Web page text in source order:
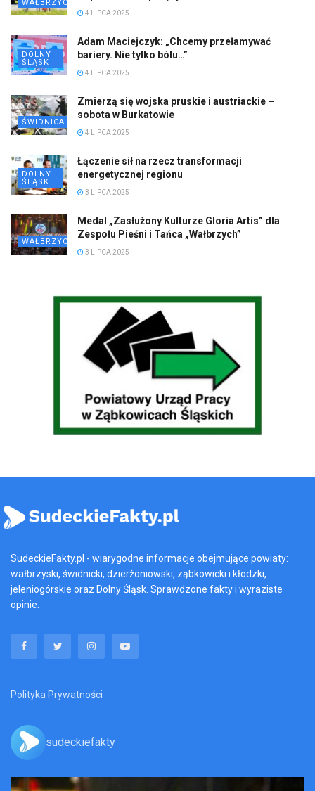
WAŁBRZYCH
4 LIPCA 2025
DOLNY
ŚLĄSK
Adam Maciejczyk: „Chcemy przełamywać
bariery. Nie tylko bólu…”
4 LIPCA 2025
ŚWIDNICA
Zmierzą się wojska pruskie i austriackie –
sobota w Burkatowie
4 LIPCA 2025
DOLNY
ŚLĄSK
Łączenie sił na rzecz transformacji
energetycznej regionu
3 LIPCA 2025
WAŁBRZYCH
Medal „Zasłużony Kulturze Gloria Artis” dla
Zespołu Pieśni i Tańca „Wałbrzych”
3 LIPCA 2025
SudeckieFakty.pl - wiarygodne informacje obejmujące powiaty:
wałbrzyski, świdnicki, dzierżoniowski, ząbkowicki i kłodzki,
jeleniogórskie oraz Dolny Śląsk. Sprawdzone fakty i wyraziste
opinie.
Polityka Prywatności
sudeckiefakty